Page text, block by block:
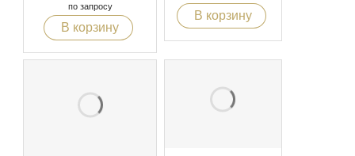
по запросу
В корзину
В корзину